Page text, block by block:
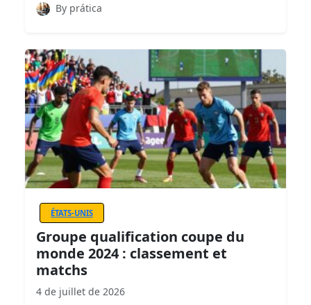
By prática
ÉTATS-UNIS
Groupe qualification coupe du
monde 2024 : classement et
matchs
4 de juillet de 2026